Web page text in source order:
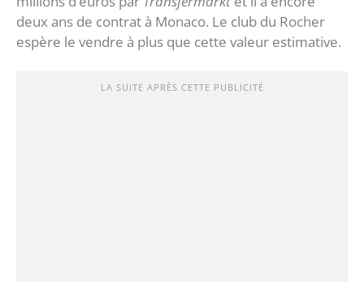
deux ans de contrat à Monaco. Le club du Rocher
espère le vendre à plus que cette valeur estimative.
LA SUITE APRÈS CETTE PUBLICITÉ